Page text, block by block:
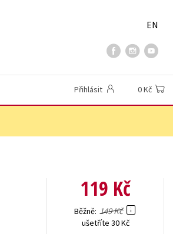
EN
Přihlásit 0 Kč
119 Kč
Běžně 149 Kč
ušetříte 30 Kč